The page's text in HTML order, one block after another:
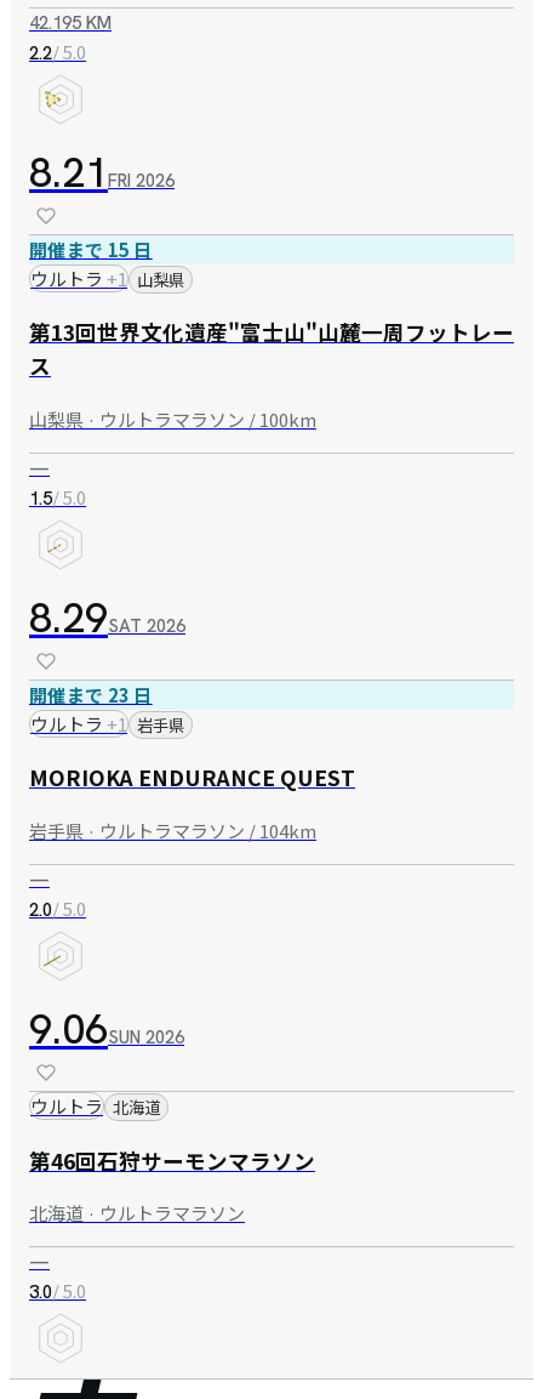
42.195 KM
2.2/ 5.0
8.21 FRI 2026
開催まで 15 日
ウルトラ +1 山梨県
第13回世界文化遺産"富士山"山麓一周フットレー
ス
山梨県 · ウルトラマラソン / 100km
—
1.5/ 5.0
8.29SAT 2026
開催まで 23 日
ウルトラ +1 岩手県
MORIOKA ENDURANCE QUEST
岩手県 · ウルトラマラソン / 104km
—
2.0/ 5.0
9.06SUN 2026
ウルトラ 北海道
第46回石狩サーモンマラソン
北海道 · ウルトラマラソン
—
3.0/ 5.0